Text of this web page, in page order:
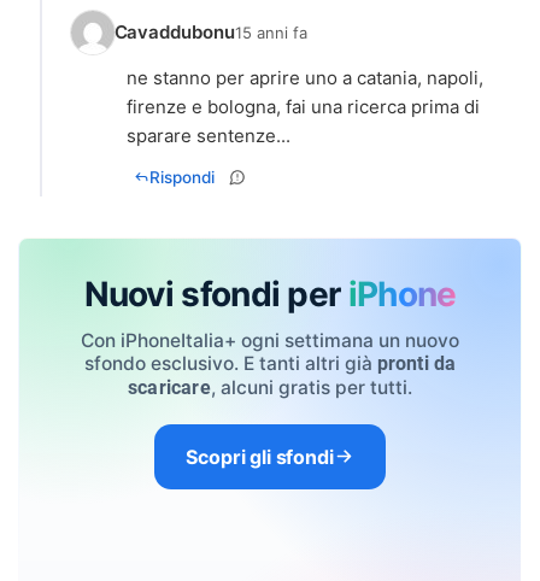
Cavaddubonu15 anni fa
ne stanno per aprire uno a catania, napoli,
firenze e bologna, fai una ricerca prima di
sparare sentenze...
Rispondi
Nuovi sfondi per iPhone
Con iPhoneItalia+ ogni settimana un nuovo
sfondo esclusivo. E tanti altri già pronti da
scaricare, alcuni gratis per tutti.
Scopri gli sfondi